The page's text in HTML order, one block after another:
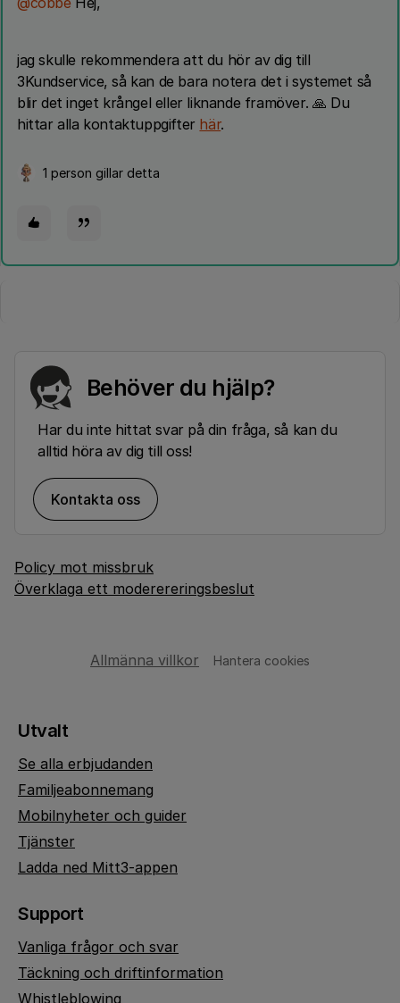
jag skulle rekommendera att du hör av dig till
3Kundservice, så kan de bara notera det i systemet så
blir det inget krångel eller liknande framöver. 🙏 Du
hittar alla kontaktuppgifter här.
1 person gillar detta
Behöver du hjälp?
Har du inte hittat svar på din fråga, så kan du
alltid höra av dig till oss!
Kontakta oss
Policy mot missbruk
Överklaga ett moderereringsbeslut
Allmänna villkor Hantera cookies
Utvalt
Se alla erbjudanden
Familjeabonnemang
Mobilnyheter och guider
Tjänster
Ladda ned Mitt3-appen
Support
Vanliga frågor och svar
Täckning och driftinformation
Whistleblowing